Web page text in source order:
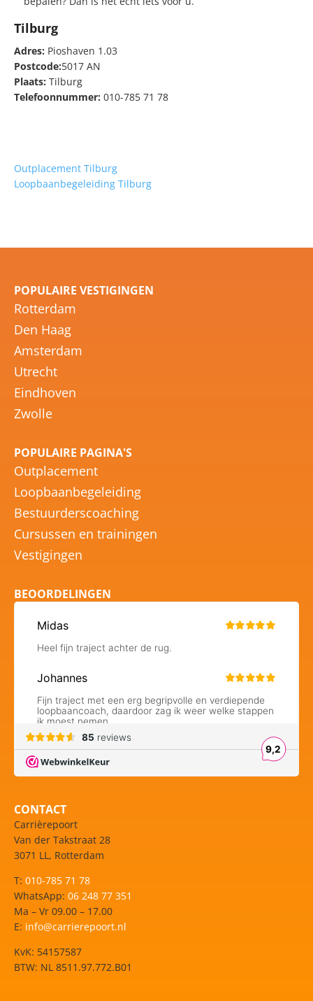
Tilburg
Adres: Pioshaven 1.03
Postcode:5017 AN
Plaats: Tilburg
Telefoonnummer: 010-785 71 78
Outplacement Tilburg
Loopbaanbegeleiding Tilburg
POPULAIRE VESTIGINGEN
Rotterdam
Den Haag
Amsterdam
Utrecht
Eindhoven
Zwolle
POPULAIRE PAGINA'S
Outplacement
Loopbaanbegeleiding
Bestuurderscoaching
Cursussen en trainingen
Vestigingen
BEOORDELINGEN
CONTACT
Carrièrepoort
Van der Takstraat 28
3071 LL, Rotterdam
T: 010-785 71 78
WhatsApp: 06 248 77 351
Ma – Vr 09.00 – 17.00
E: info@carrierepoort.nl
KvK: 54157587
BTW: NL 8511.97.772.B01